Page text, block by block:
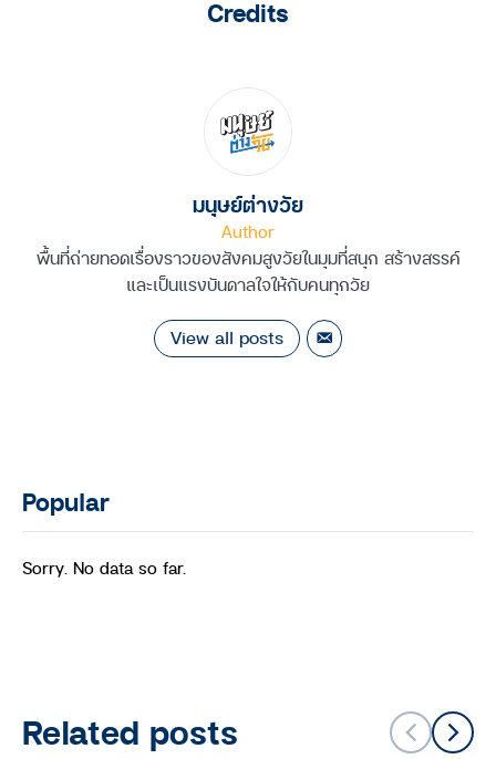
Credits
มนุษย์ต่างวัย
Author
พื้นที่ถ่ายทอดเรื่องราวของสังคมสูงวัยในมุมที่สนุก สร้างสรรค์
และเป็นแรงบันดาลใจให้กับคนทุกวัย
View all posts
Popular
Sorry. No data so far.
Related posts